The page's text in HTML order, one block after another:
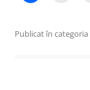
Publicat în categoria